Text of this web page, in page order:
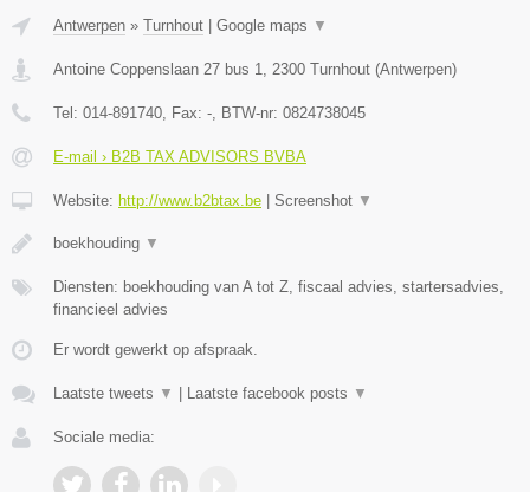
Antwerpen » Turnhout Google maps ▼
Antoine Coppenslaan 27 bus 1, 2300 Turnhout (Antwerpen)
Tel: 014-891740, Fax: -, BTW-nr: 0824738045
E-mail › B2B TAX ADVISORS BVBA
Website: http://www.b2btax.be Screenshot ▼
boekhouding ▼
Diensten: boekhouding van A tot Z, fiscaal advies, startersadvies,
financieel advies
Er wordt gewerkt op afspraak.
Laatste tweets ▼ Laatste facebook posts ▼
Sociale media: